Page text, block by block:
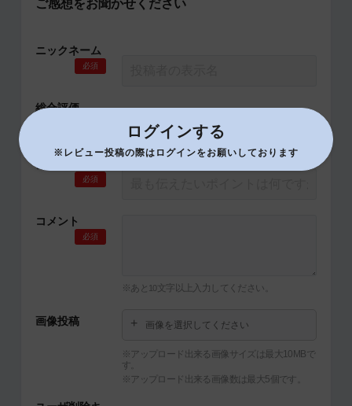
ご感想をお聞かせください
ニックネーム
必須
総合評価
タイトル
必須
コメント
必須
※あと 10 文字以上入力してください。
画像投稿 画像を選択してください
※アップロード出来る画像サイズは最大10MBで
す。
※アップロード出来る画像数は最大5個です。
ログインする
※レビュー投稿の際はログインをお願いしております